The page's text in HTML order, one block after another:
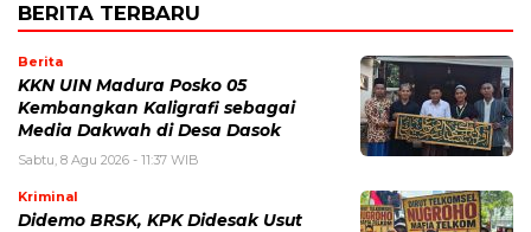
BERITA TERBARU
Berita
KKN UIN Madura Posko 05
Kembangkan Kaligrafi sebagai
Media Dakwah di Desa Dasok
Sabtu, 8 Agu 2026 - 11:37 WIB
Kriminal
Didemo BRSK, KPK Didesak Usut